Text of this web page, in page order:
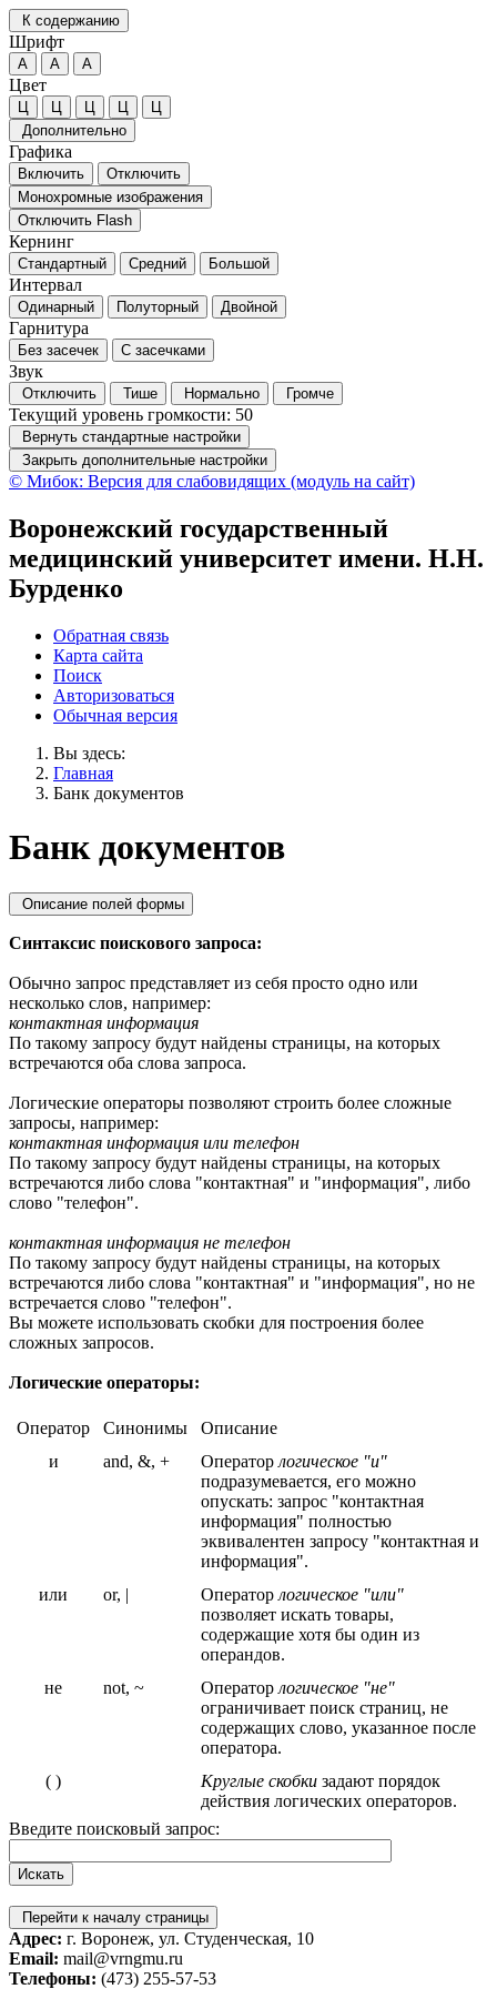
К содержанию
Шрифт
А А А
Цвет
Ц Ц Ц Ц
Ц
Дополнительно
Графика
Включить
Отключить
Монохромные изображения
Отключить Flash
Кернинг
Стандартный Средний Большой
Интервал
Одинарный Полуторный Двойной
Гарнитура
Без засечек С засечками
Звук
Отключить Тише Нормально Громче
Текущий уровень громкости: 50
Вернуть стандартные настройки
Закрыть дополнительные настройки
© Мибок: Версия для слабовидящих (модуль на сайт)
Воронежский государственный
медицинский университет имени. Н.Н.
Бурденко
Обратная связь
Карта сайта
Поиск
Авторизоваться
Обычная версия
Вы здесь:
Главная
Банк документов
Банк документов
Описание полей формы
Синтаксис поискового запроса:
Обычно запрос представляет из себя просто одно или
несколько слов, например:
контактная информация
По такому запросу будут найдены страницы, на которых
встречаются оба слова запроса.
Логические операторы позволяют строить более сложные
запросы, например:
контактная информация или телефон
По такому запросу будут найдены страницы, на которых
встречаются либо слова "контактная" и "информация", либо
слово "телефон".
контактная информация не телефон
По такому запросу будут найдены страницы, на которых
встречаются либо слова "контактная" и "информация", но не
встречается слово "телефон".
Вы можете использовать скобки для построения более
сложных запросов.
Логические операторы:
Оператор Синонимы
Описание
и
and, &, + Оператор логическое "и"
подразумевается, его можно
опускать: запрос "контактная
информация" полностью
эквивалентен запросу "контактная и
информация".
или
or, | Оператор логическое "или"
позволяет искать товары,
содержащие хотя бы один из
операндов.
не
not, ~ Оператор логическое "не"
ограничивает поиск страниц, не
содержащих слово, указанное после
оператора.
( )
Круглые скобки задают порядок
действия логических операторов.
Введите поисковый запрос:
Перейти к началу страницы
Адрес: г. Воронеж, ул. Студенческая, 10
Email: mail@vrngmu.ru
Телефоны: (473) 255-57-53